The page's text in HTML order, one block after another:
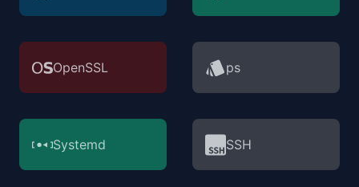
OpenSSL ps
Systemd SSH